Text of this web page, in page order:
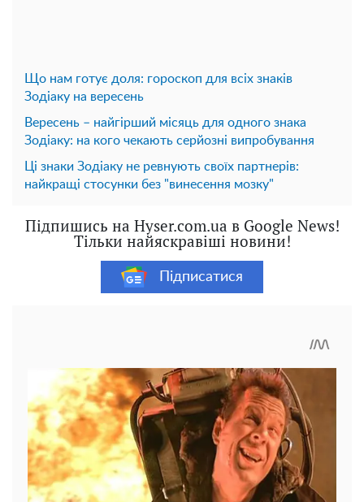
Що нам готує доля: гороскоп для всіх знаків
Зодіаку на вересень
Вересень – найгірший місяць для одного знака
Зодіаку: на кого чекають серйозні випробування
Ці знаки Зодіаку не ревнують своїх партнерів:
найкращі стосунки без "винесення мозку"
Підпишись на Hyser.com.ua в Google News!
Тільки найяскравіші новини!
Підписатися